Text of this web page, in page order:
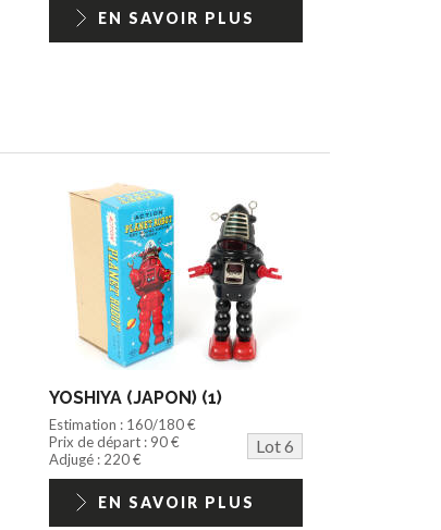
EN SAVOIR PLUS
YOSHIYA (JAPON) (1)
Estimation : 160/180 €
Prix de départ : 90 €
Lot 6
Adjugé : 220 €
EN SAVOIR PLUS